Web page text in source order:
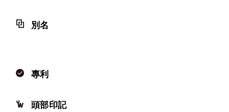
別名
專利
頭部印記